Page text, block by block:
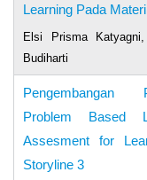
Learning Pada
Elsi Prisma
Budiharti
Pengembangan
Problem Based
Assesment for
Storyline 3